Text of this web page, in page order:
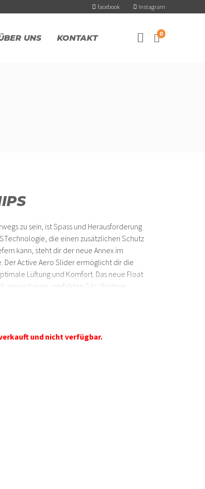
facebook Instagram
UNS KONTAKT 0
zu sein, ist Spass und Herausforderung
die einen zusätzlichen Schutz
kann, steht dir der neue Annex im
Der Active Aero Slider ermöglicht dir die
Lüftung und Komfort. Das neue Float
anpassbaren, perfekten Sitz. Weitere
Lichthalterung, reflektierende
und nicht verfügbar.